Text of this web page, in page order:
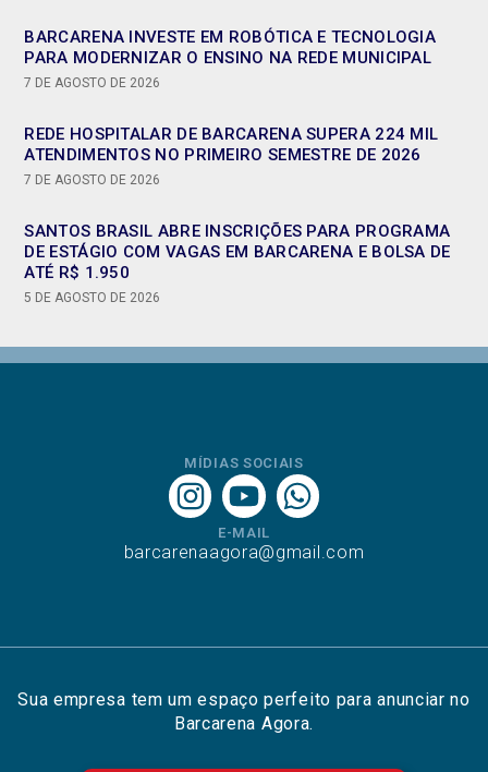
BARCARENA INVESTE EM ROBÓTICA E TECNOLOGIA
PARA MODERNIZAR O ENSINO NA REDE MUNICIPAL
7 DE AGOSTO DE 2026
REDE HOSPITALAR DE BARCARENA SUPERA 224 MIL
ATENDIMENTOS NO PRIMEIRO SEMESTRE DE 2026
7 DE AGOSTO DE 2026
SANTOS BRASIL ABRE INSCRIÇÕES PARA PROGRAMA
DE ESTÁGIO COM VAGAS EM BARCARENA E BOLSA DE
ATÉ R$ 1.950
5 DE AGOSTO DE 2026
MÍDIAS SOCIAIS
E-MAIL
barcarenaagora@gmail.com
Sua empresa tem um espaço perfeito para anunciar no
Barcarena Agora.